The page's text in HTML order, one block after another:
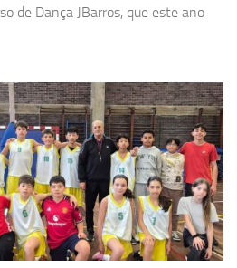
de Dança JBarros, que este ano